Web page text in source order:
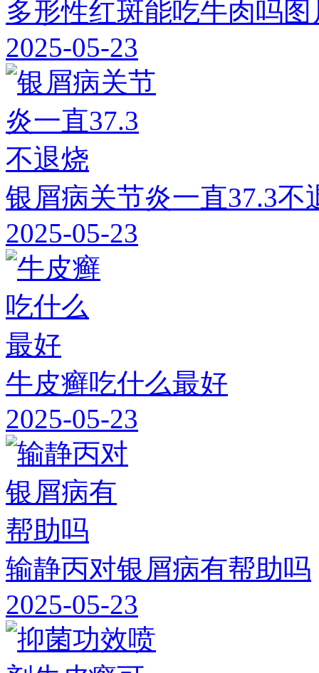
多形性红斑能吃牛肉吗图
2025-05-23
银屑病关节炎一直37.3不
2025-05-23
牛皮癣吃什么最好
2025-05-23
输静丙对银屑病有帮助吗
2025-05-23